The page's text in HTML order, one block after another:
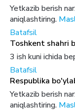
Yetkazib berish
aniqlashtiring.
Batafsil
Toshkent shahri
3 ish kuni ichida
Batafsil
Respublika
Yetkazib berish
aniqlashtiring.